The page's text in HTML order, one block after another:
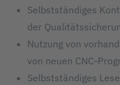
Selbstständiges
der
Nutzung von
von neuen CNC-
Selbstständiges